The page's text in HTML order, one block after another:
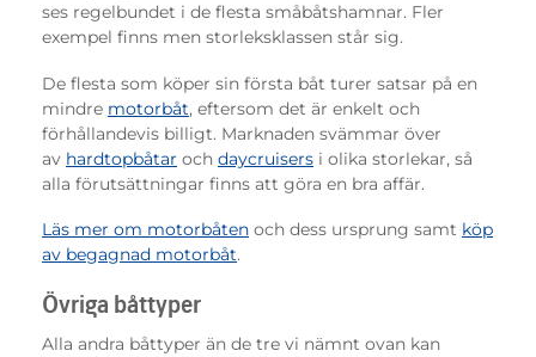
ses regelbundet i de flesta småbåtshamnar. Fler
exempel finns men storleksklassen står sig.
De flesta som köper sin första båt turer satsar på en
mindre motorbåt, eftersom det är enkelt och
förhållandevis billigt. Marknaden svämmar över
av hardtopbåtar och daycruisers i olika storlekar, så
alla förutsättningar finns att göra en bra affär.
Läs mer om motorbåten och dess ursprung samt köp
av begagnad motorbåt.
Övriga båttyper
Alla andra båttyper än de tre vi nämnt ovan kan